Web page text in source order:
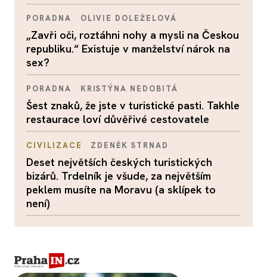
PORADNA OLIVIE DOLEŽELOVÁ
„Zavři oči, roztáhni nohy a mysli na Českou
republiku.“ Existuje v manželství nárok na
sex?
PORADNA KRISTÝNA NEDOBITÁ
Šest znaků, že jste v turistické pasti. Takhle
restaurace loví důvěřivé cestovatele
CIVILIZACE ZDENĚK STRNAD
Deset největších českých turistických
bizárů. Trdelník je všude, za největším
peklem musíte na Moravu (a sklípek to
není)